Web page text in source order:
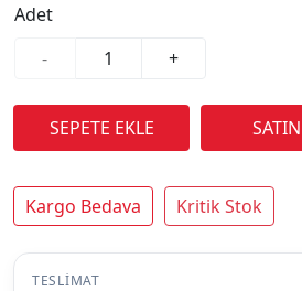
Adet
-
+
Kargo Bedava Kritik Stok
TESLIMAT